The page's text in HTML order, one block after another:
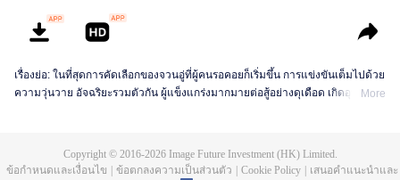
เรื่องย่อ: ในที่สุดการคัดเลือกของจวนอู่ที่ผู้คนรอคอยก็เริ่มขึ้น การแข่งขันเต็มไปด้วย
ความวุ่นวาย อัจฉริยะรวมตัวกัน ผู้แข็งแกร่งมากมายต่อสู้อย่างดุเดือด เกิดอุบัติเหตุ
การลอบสังหารที่ไม่อาจคาดเดานี้ได้อย่างไร
More
Copyright © 2016-2026Image Future Investment (HK) Limited.
ข้อกำหนดและเงื่อนไข
ข้อตกลงความเป็นส่วนตัว Cookie Policy
เสนอคำแนะนำและ